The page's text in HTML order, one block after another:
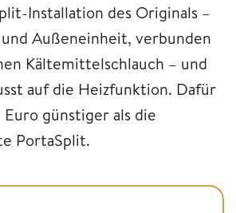
Installation des Originals –
Außeneinheit, verbunden
Kältemittelschlauch – und
auf die Heizfunktion. Dafür
günstiger als die
PortaSplit.